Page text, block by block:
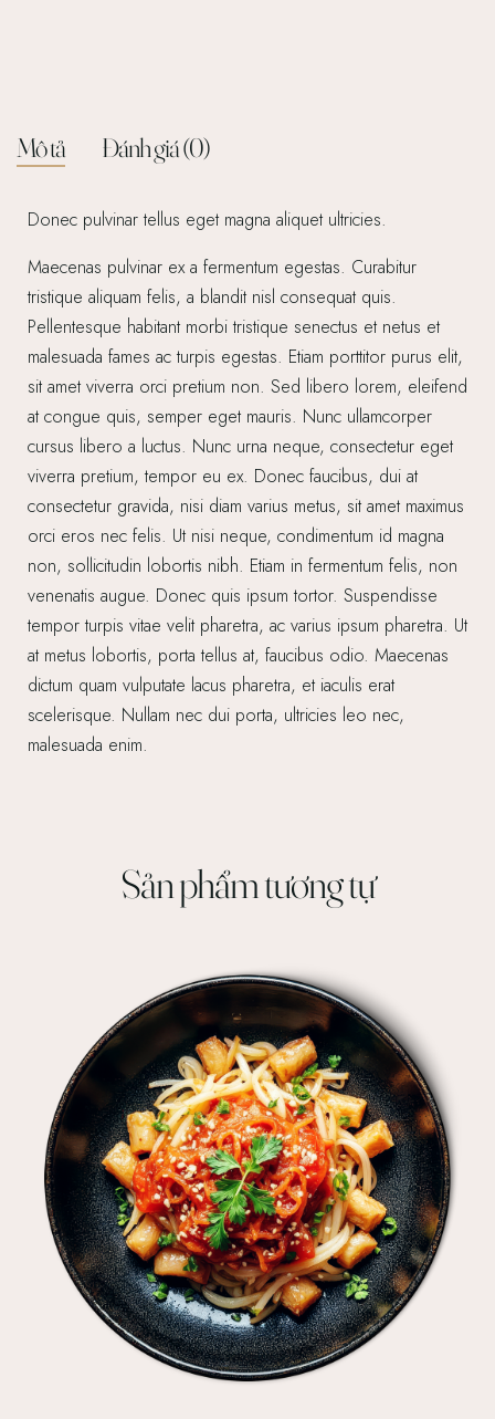
Mô tả Đánh giá (0)
Donec pulvinar tellus eget magna aliquet ultricies.
Maecenas pulvinar ex a fermentum egestas. Curabitur
tristique aliquam felis, a blandit nisl consequat quis.
Pellentesque habitant morbi tristique senectus et netus et
malesuada fames ac turpis egestas. Etiam porttitor purus elit,
sit amet viverra orci pretium non. Sed libero lorem, eleifend
at congue quis, semper eget mauris. Nunc ullamcorper
cursus libero a luctus. Nunc urna neque, consectetur eget
viverra pretium, tempor eu ex. Donec faucibus, dui at
consectetur gravida, nisi diam varius metus, sit amet maximus
orci eros nec felis. Ut nisi neque, condimentum id magna
non, sollicitudin lobortis nibh. Etiam in fermentum felis, non
venenatis augue. Donec quis ipsum tortor. Suspendisse
tempor turpis vitae velit pharetra, ac varius ipsum pharetra. Ut
at metus lobortis, porta tellus at, faucibus odio. Maecenas
dictum quam vulputate lacus pharetra, et iaculis erat
scelerisque. Nullam nec dui porta, ultricies leo nec,
malesuada enim.
Sản phẩm tương tự